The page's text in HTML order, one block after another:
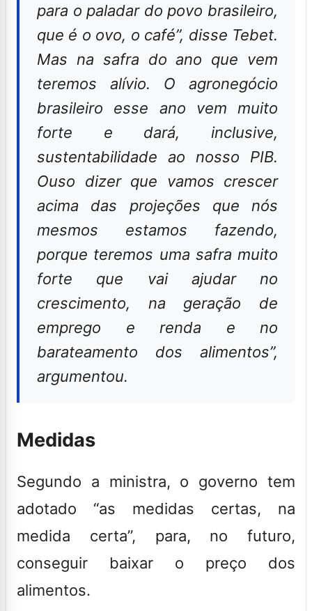
para o paladar do povo brasileiro,
que é o ovo, o café”, disse Tebet.
Mas na safra do ano que vem
teremos alívio. O agronegócio
brasileiro esse ano vem muito
forte e dará, inclusive,
sustentabilidade ao nosso PIB.
Ouso dizer que vamos crescer
acima das projeções que nós
mesmos estamos fazendo,
porque teremos uma safra muito
forte que vai ajudar no
crescimento, na geração de
emprego e renda e no
barateamento dos alimentos”,
argumentou.
Medidas
Segundo a ministra, o governo tem
adotado “as medidas certas, na
medida certa”, para, no futuro,
conseguir baixar o preço dos
alimentos.